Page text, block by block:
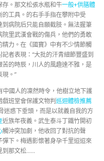
。那文松張水瓶和牛一般+供膳體
工具。的右手手指在攀附中受
到病院后只能自願截肢。無法握筆
里武漢會戰的傷兵，他們的勇敢
力。在《國寶》中有不少情節觸
者表現：“大批的汗青細節豐盛到
的時辰，川人的風趣達不雅，是
。”
國人的凜然時令，他樹立地下護
班堂會保護文物判巡迴體檢推薦
迷惑下垂頭，而是以就義自我的方
近族年夜義。武生泰斗丁鐵竹開初
觸沖突加劇，他收回了對抗的聲
下。梅遇影懷著身孕千里迢迢來
到那文松……